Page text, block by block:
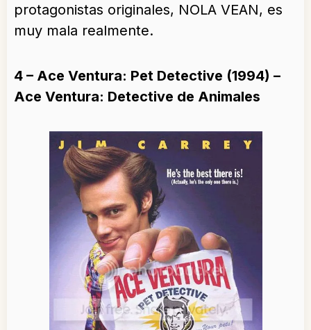
protagonistas originales, NOLA VEAN, es
muy mala realmente.
4 – Ace Ventura: Pet Detective (1994) –
Ace Ventura: Detective de Animales